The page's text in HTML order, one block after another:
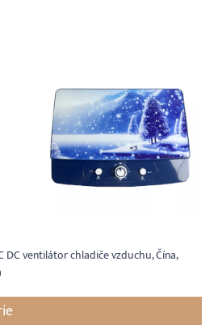
DC ventilátor chladiče vzduchu, Čína,